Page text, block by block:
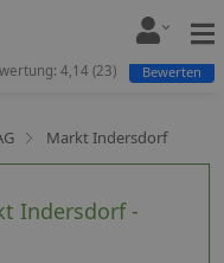
Markt Indersdorf
Indersdorf -
4,14 (23) Bewerten